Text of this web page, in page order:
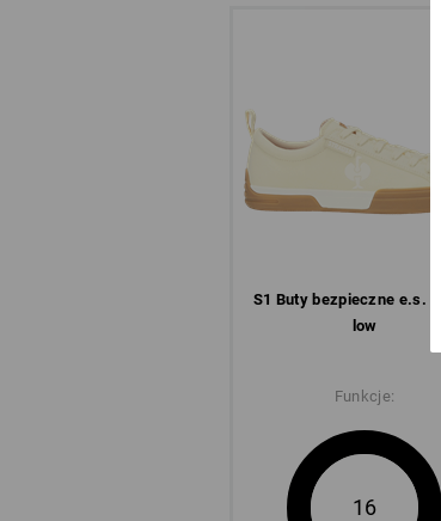
S1 Buty bezpieczne e.s.
low
Funkcje:
16